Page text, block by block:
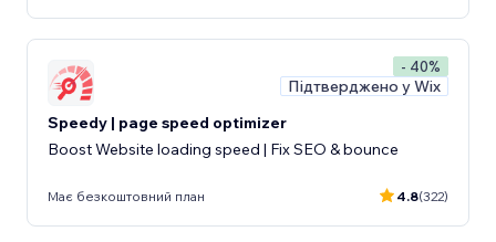
- 40%
Підтверджено у Wix
Speedy | page speed optimizer
Boost Website loading speed | Fix SEO & bounce
Має безкоштовний план 4.8(322)